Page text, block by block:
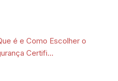
é e Como Escolher o
Certifi...